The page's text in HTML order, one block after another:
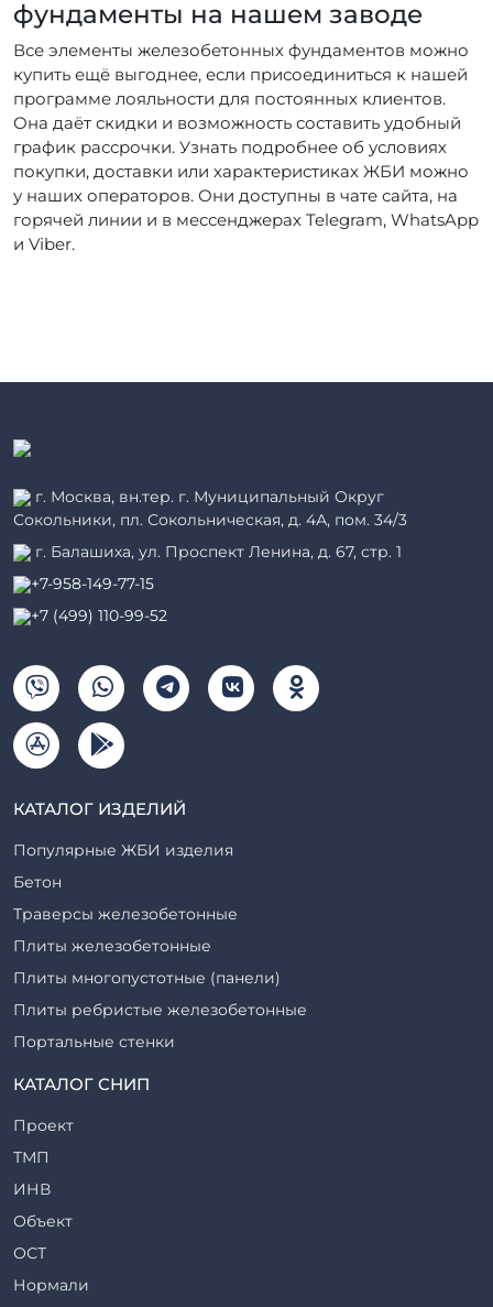
фундаменты на нашем заводе
Все элементы железобетонных фундаментов можно
купить ещё выгоднее, если присоединиться к нашей
программе лояльности для постоянных клиентов.
Она даёт скидки и возможность составить удобный
график рассрочки. Узнать подробнее об условиях
покупки, доставки или характеристиках ЖБИ можно
у наших операторов. Они доступны в чате сайта, на
горячей линии и в мессенджерах Telegram, WhatsApp
и Viber.
г. Москва, вн.тер. г. Муниципальный Округ
Сокольники, пл. Сокольническая, д. 4А, пом. 34/3
г. Балашиха, ул. Проспект Ленина, д. 67, стр. 1
+7-958-149-77-15
+7 (499) 110-99-52
КАТАЛОГ ИЗДЕЛИЙ
Популярные ЖБИ изделия
Бетон
Траверсы железобетонные
Плиты железобетонные
Плиты многопустотные (панели)
Плиты ребристые железобетонные
Портальные стенки
Прогоны железобетонные
Ригели железобетонные
Сваи железобетонные
Стеновые блоки
Стойки железобетонные
Столбы железобетонные
Закладные детали
КАТАЛОГ СНИП
Проект
ТМП
ИНВ
Объект
ОСТ
Нормали